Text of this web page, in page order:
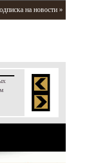
на новости »